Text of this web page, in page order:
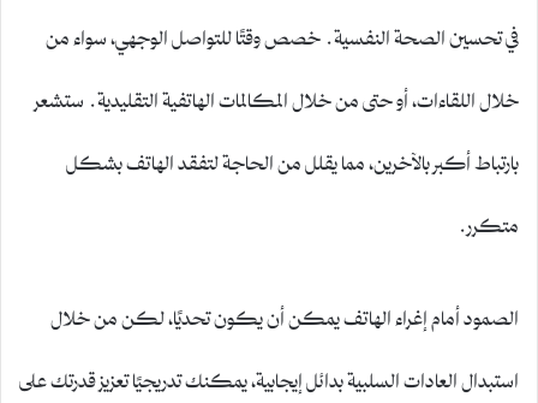
في تحسين الصحة النفسية. خصص وقتًا للتواصل الوجهي، سواء من
خلال اللقاءات، أو حتى من خلال المكالمات الهاتفية التقليدية. ستشعر
بارتباط أكبر بالآخرين، مما يقلل من الحاجة لتفقد الهاتف بشكل
متكرر.
الصمود أمام إغراء الهاتف يمكن أن يكون تحديًا، لكن من خلال
استبدال العادات السلبية بدائل إيجابية، يمكنك تدريجيًا تعزيز قدرتك على